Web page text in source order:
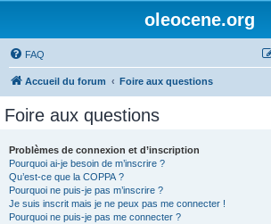
oleocene.org
FAQ
Accueil du forum Foire aux questions
Foire aux questions
Problèmes de connexion et d’inscription
Pourquoi ai-je besoin de m’inscrire ?
Qu’est-ce que la COPPA ?
Pourquoi ne puis-je pas m’inscrire ?
Je suis inscrit mais je ne peux pas me connecter !
Pourquoi ne puis-je pas me connecter ?